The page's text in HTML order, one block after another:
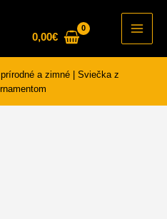
0,00€
Main
prírodné a zimné
Sviečka z